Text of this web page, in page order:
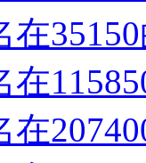
在
在
在